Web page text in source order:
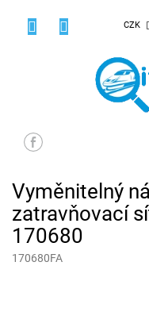
CZK
Vyměnitelný
zatravňovací
170680
170680FA